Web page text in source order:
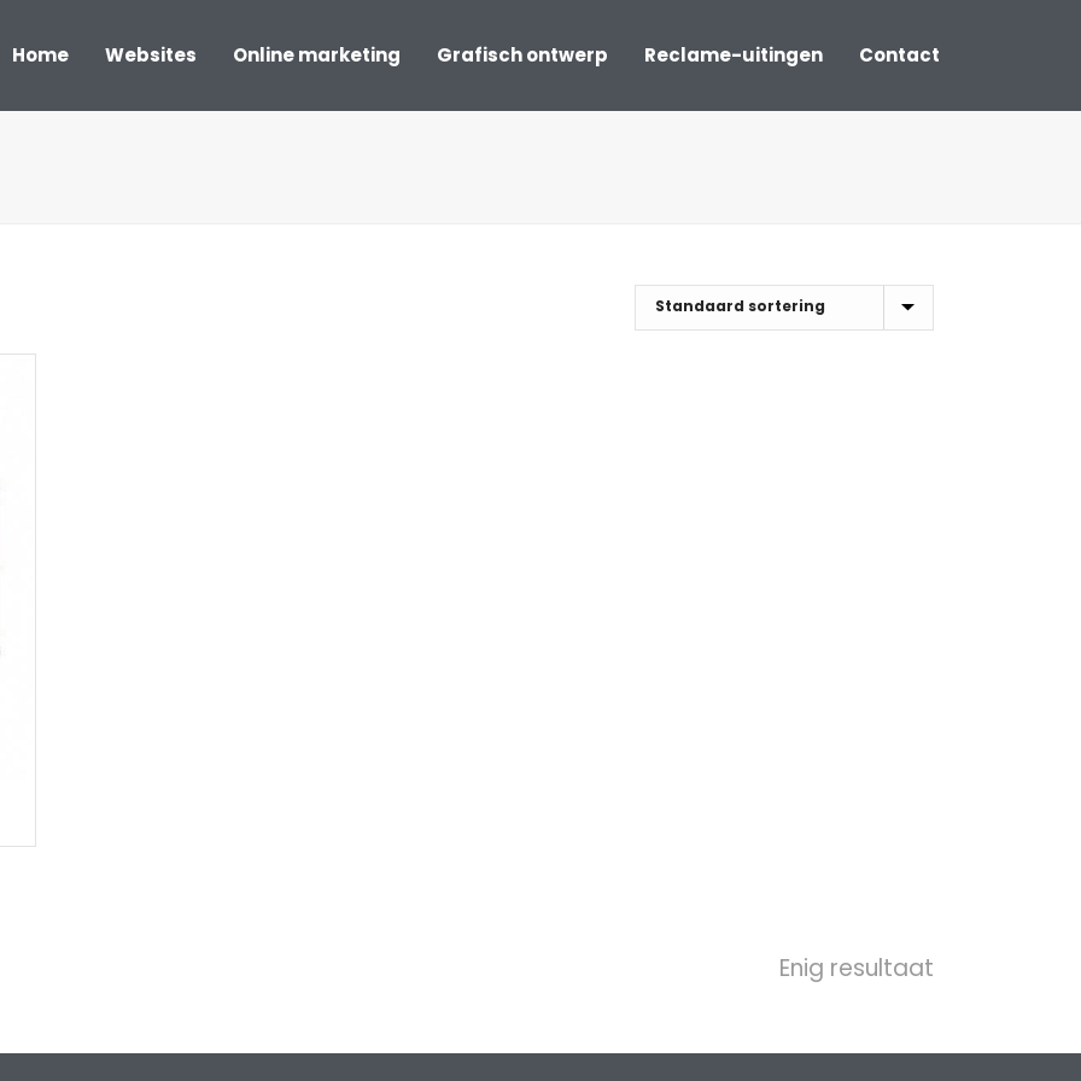
Home Websites Online marketing Grafisch ontwerp Reclame-uitingen Contact
Enig resultaat